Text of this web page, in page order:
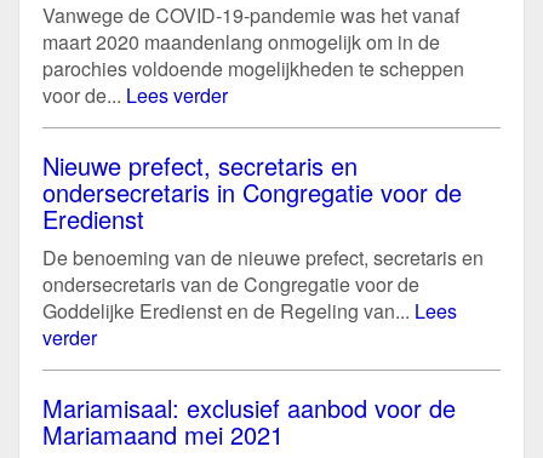
Vanwege de COVID-19-pandemie was het vanaf
maart 2020 maandenlang onmogelijk om in de
parochies voldoende mogelijkheden te scheppen
voor de... Lees verder
Nieuwe prefect, secretaris en
ondersecretaris in Congregatie voor de
Eredienst
De benoeming van de nieuwe prefect, secretaris en
ondersecretaris van de Congregatie voor de
Goddelijke Eredienst en de Regeling van... Lees
verder
Mariamisaal: exclusief aanbod voor de
Mariamaand mei 2021